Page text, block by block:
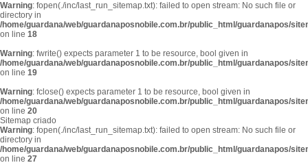
Warning: fopen(./inc/last_run_sitemap.txt): failed to open stream: No such file or
directory in
/home/guardana/web/guardanaposnobile.com.br/public_html/guardanapos/
on line 18
Warning: fwrite() expects parameter 1 to be resource, bool given in
/home/guardana/web/guardanaposnobile.com.br/public_html/guardanapos/
on line 19
Warning: fclose() expects parameter 1 to be resource, bool given in
/home/guardana/web/guardanaposnobile.com.br/public_html/guardanapos/
on line 20
Sitemap criado
Warning: fopen(./inc/last_run_sitemap.txt): failed to open stream: No such file or
directory in
/home/guardana/web/guardanaposnobile.com.br/public_html/guardanapos/
on line 27